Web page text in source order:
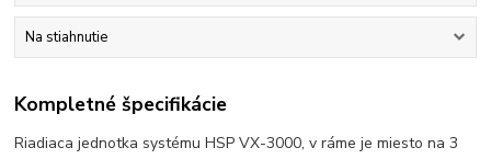
Na stiahnutie
Kompletné špecifikácie
Riadiaca jednotka systému HSP VX-3000, v ráme je miesto na 3